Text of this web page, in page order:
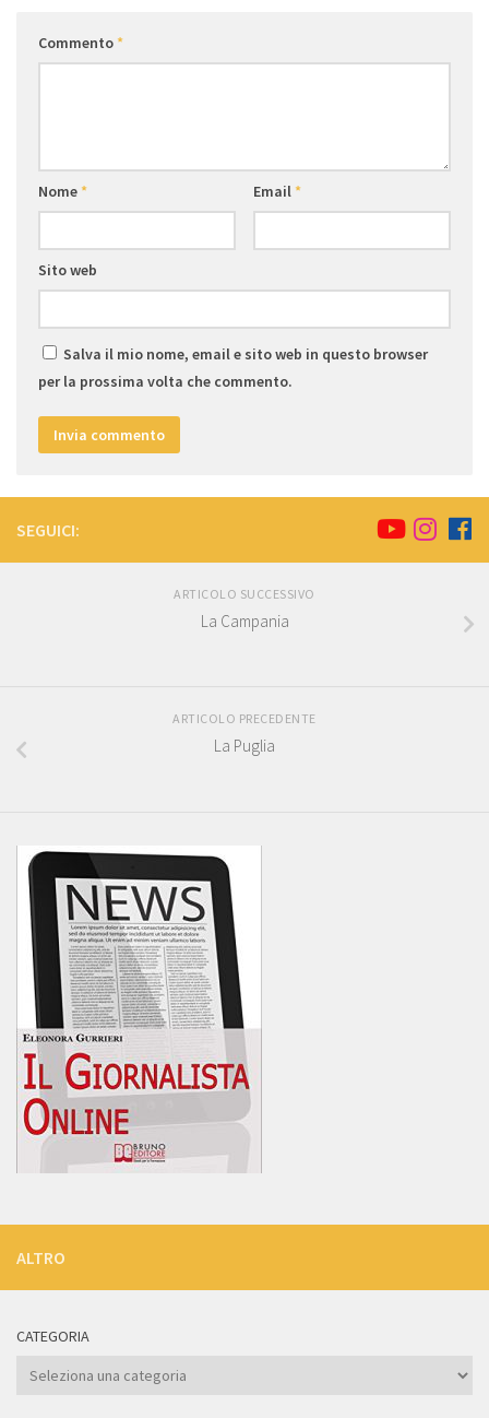
Commento*
Nome* Email *
Sito web
Salva il mio nome, email e sito web in questo browser
per la prossima volta che commento.
SEGUICI:
ARTICOLO SUCCESSIVO
La Campania
ARTICOLO PRECEDENTE
La Puglia
ALTRO
CATEGORIA
Categoria